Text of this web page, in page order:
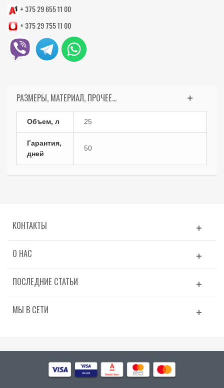
+ 375 29 655 11 00
+ 375 29 755 11 00
РАЗМЕРЫ, МАТЕРИАЛ, ПРОЧЕЕ...
Объем, л 25
Гарантия,
дней
50
КОНТАКТЫ
О НАС
ПОСЛЕДНИЕ СТАТЬИ
МЫ В СЕТИ